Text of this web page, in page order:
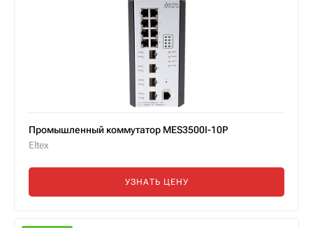
Промышленный коммутатор MES3500I-10P
Eltex
УЗНАТЬ ЦЕНУ